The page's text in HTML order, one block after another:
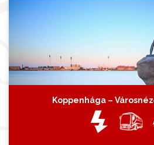
Koppenhága –